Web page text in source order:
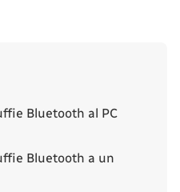
Bluetooth al PC
Bluetooth a un